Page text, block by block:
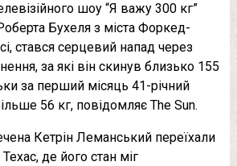
шоу “Я важу 300 кг”
Бухеля з міста Форкед-
стався серцевий напад через
за які він скинув близько 155
за перший місяць 41-річний
56 кг, повідомляє The Sun.
Кетрін Леманський переїхали
де його стан міг